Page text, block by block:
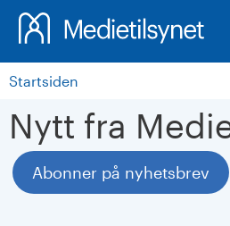
Startsiden
Nytt fra
Abonner på nyhetsbrev